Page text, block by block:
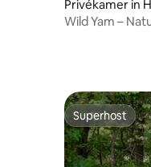
Privékamer in
Wild Yam –
Superhost
Superhost